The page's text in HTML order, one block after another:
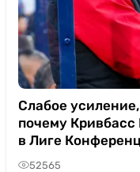
Слабое
почему
в Лиге
52565